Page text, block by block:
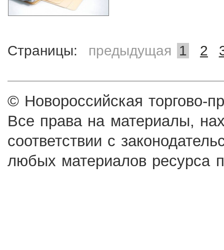
Страницы: предыдущая 1 2
© Новороссийская торгово-
Все права на материалы,
соответствии с
любых материалов ресурса